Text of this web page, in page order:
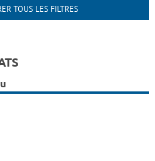
TOUS LES FILTRES